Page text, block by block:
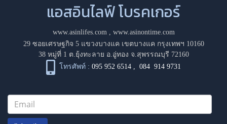
แอสอินไลฟ์ โบรคเกอร์
www.asinlifes.com, www.asinontime.com
29 ซอยเศรษฐกิจ 5 แขวงบางแค เขตบางแค กรุงเทพฯ 10160
38 หมู่ที่ 1 ต.ยุ้งทะลาย อ.อู่ทอง จ.สุพรรณบุรี 72160
โทรศัพท์ : 095 952 6514 ,084 914 9731